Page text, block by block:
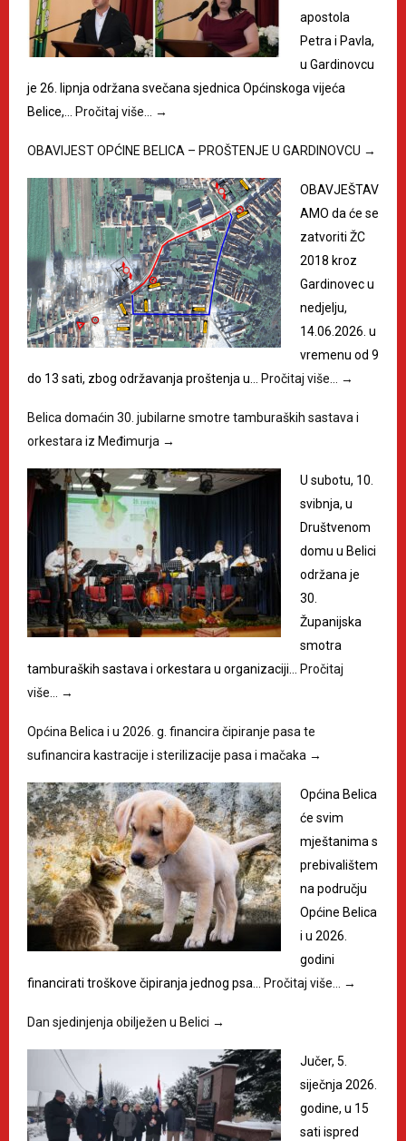
apostola
Petra i Pavla,
u Gardinovcu
je 26. lipnja održana svečana sjednica Općinskoga vijeća
Belice,…
Pročitaj više… →
OBAVIJEST OPĆINE BELICA – PROŠTENJE U GARDINOVCU →
OBAVJEŠTAV
AMO da će se
zatvoriti ŽC
2018 kroz
Gardinovec u
nedjelju,
14.06.2026. u
vremenu od 9
do 13 sati, zbog održavanja proštenja u…
Pročitaj više… →
Belica domaćin 30. jubilarne smotre tamburaških sastava i
orkestara iz Međimurja →
U subotu, 10.
svibnja, u
Društvenom
domu u Belici
održana je
30.
Županijska
smotra
tamburaških sastava i orkestara u organizaciji…
Pročitaj
više…
→
Općina Belica i u 2026. g. financira čipiranje pasa te
sufinancira kastracije i sterilizacije pasa i mačaka →
Općina Belica
će svim
mještanima s
prebivalištem
na području
Općine Belica
i u 2026.
godini
financirati troškove čipiranja jednog psa…
Pročitaj više… →
Dan sjedinjenja obilježen u Belici →
Jučer, 5.
siječnja 2026.
godine, u 15
sati ispred